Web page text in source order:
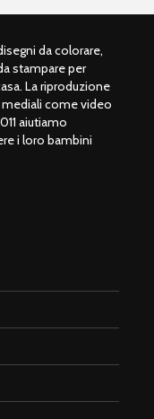
da colorare,
stampare per
La riproduzione
come video
aiutiamo
i loro bambini